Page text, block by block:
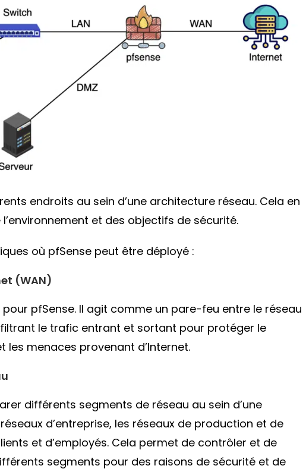
endroits au sein d’une architecture réseau. Cela en
et des objectifs de sécurité.
où pfSense peut être déployé :
(WAN)
pfSense. Il agit comme un pare-feu entre le réseau
le trafic entrant et sortant pour protéger le
menaces provenant d’Internet.
différents segments de réseau au sein d’une
d’entreprise, les réseaux de production et de
et d’employés. Cela permet de contrôler et de
segments pour des raisons de sécurité et de